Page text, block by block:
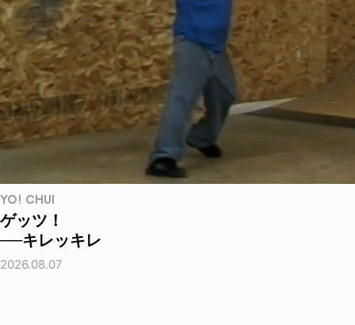
YO! CHUI
ゲッツ！
──キレッキレ
2026.08.07